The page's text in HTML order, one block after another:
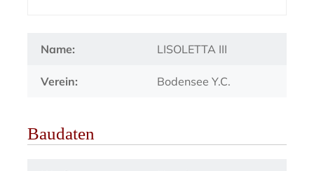
Name: LISOLETTA III
Verein: Bodensee Y.C.
Baudaten